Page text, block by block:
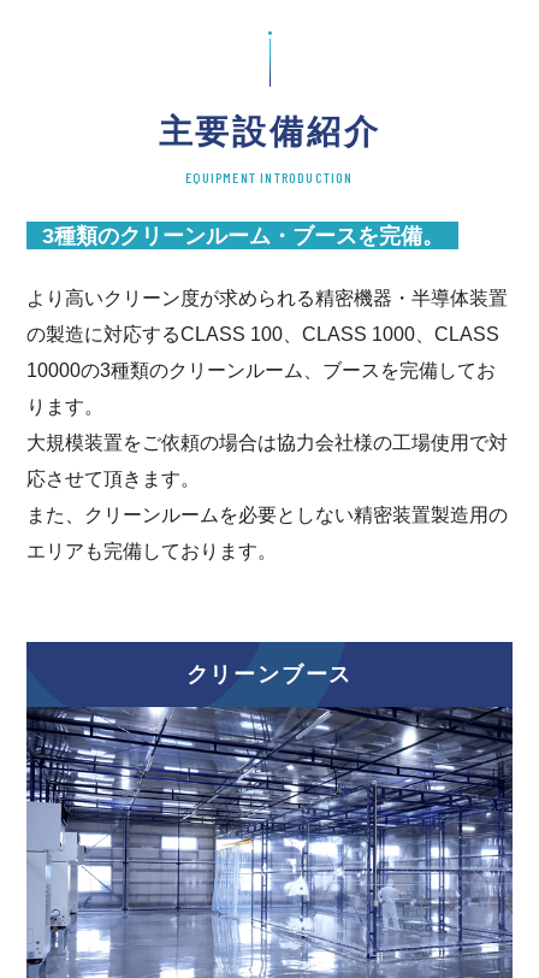
主要設備紹介
EQUIPMENT INTRODUCTION
3種類のクリーンルーム・ブースを完備。
より高いクリーン度が求められる精密機器・半導体装置
の製造に対応するCLASS 100、CLASS 1000、CLASS
10000の3種類のクリーンルーム、ブースを完備してお
ります。
大規模装置をご依頼の場合は協力会社様の工場使用で対
応させて頂きます。
また、クリーンルームを必要としない精密装置製造用の
エリアも完備しております。
クリーンブース